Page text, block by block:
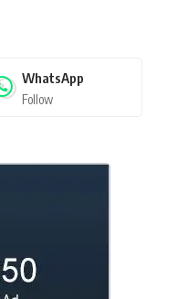
WhatsApp
Follow